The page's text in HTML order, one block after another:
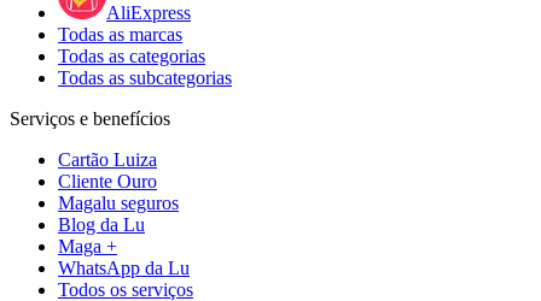
AliExpress
Todas as marcas
Todas as categorias
Todas as subcategorias
Serviços e benefícios
Cartão Luiza
Cliente Ouro
Magalu seguros
Blog da Lu
Maga +
WhatsApp da Lu
Todos os serviços